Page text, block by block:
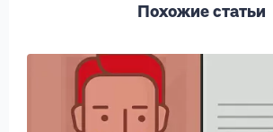
Похожие статьи